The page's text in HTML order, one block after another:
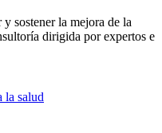
sostener la mejora de la
dirigida por expertos e
la salud